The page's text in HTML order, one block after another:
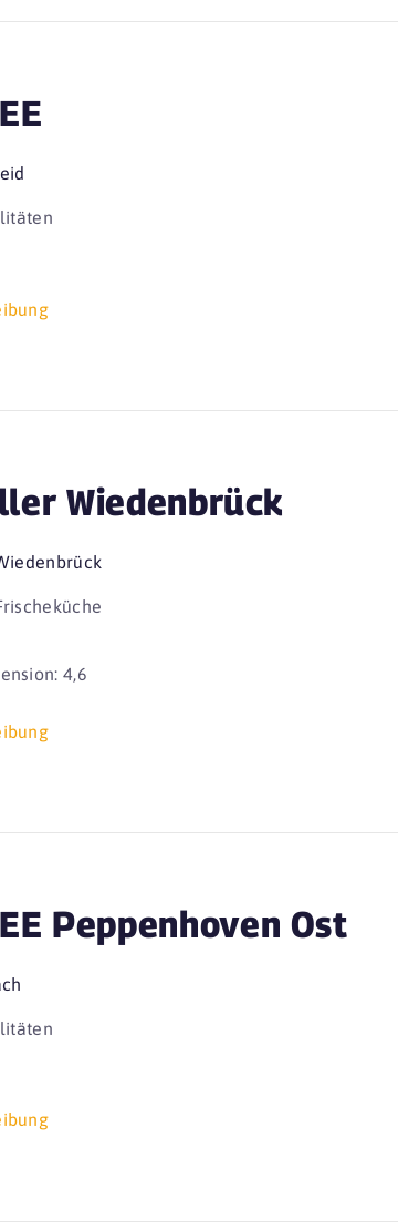
Wiedenbrück
4,6
Peppenhoven Ost